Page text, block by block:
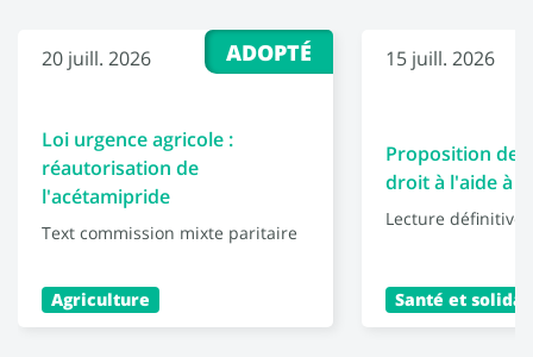
ADOPTÉ
20 juill. 2026
Loi urgence agricole :
réautorisation de
l'acétamipride
Text commission mixte paritaire
Agriculture
15 juill. 2026
Proposition de
droit à l'aide à
Lecture définitive
Santé et